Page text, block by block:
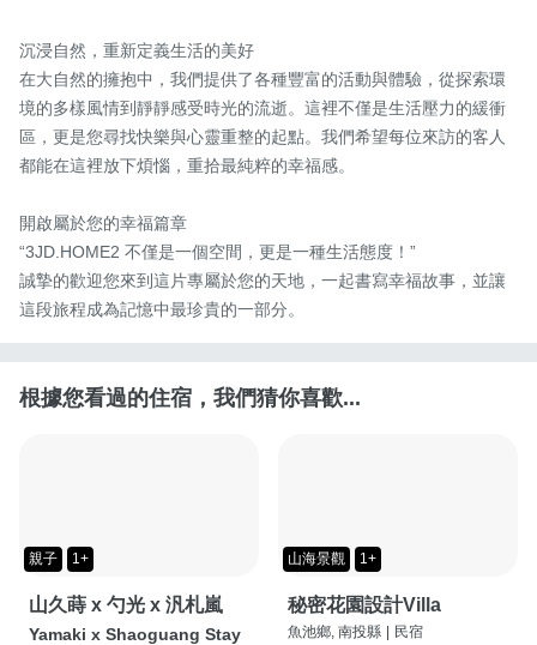
沉浸自然，重新定義生活的美好
在大自然的擁抱中，我們提供了各種豐富的活動與體驗，從探索環
境的多樣風情到靜靜感受時光的流逝。這裡不僅是生活壓力的緩衝
區，更是您尋找快樂與心靈重整的起點。我們希望每位來訪的客人
都能在這裡放下煩惱，重拾最純粹的幸福感。
開啟屬於您的幸福篇章
“3JD.HOME2 不僅是一個空間，更是一種生活態度！”
誠摯的歡迎您來到這片專屬於您的天地，一起書寫幸福故事，並讓
這段旅程成為記憶中最珍貴的一部分。
根據您看過的住宿，我們猜你喜歡...
親子 1+
山久蒔 x 勺光 x 汎札嵐
Yamaki x Shaoguang Stay
山海景觀 1+
秘密花園設計Villa
魚池鄉, 南投縣 | 民宿